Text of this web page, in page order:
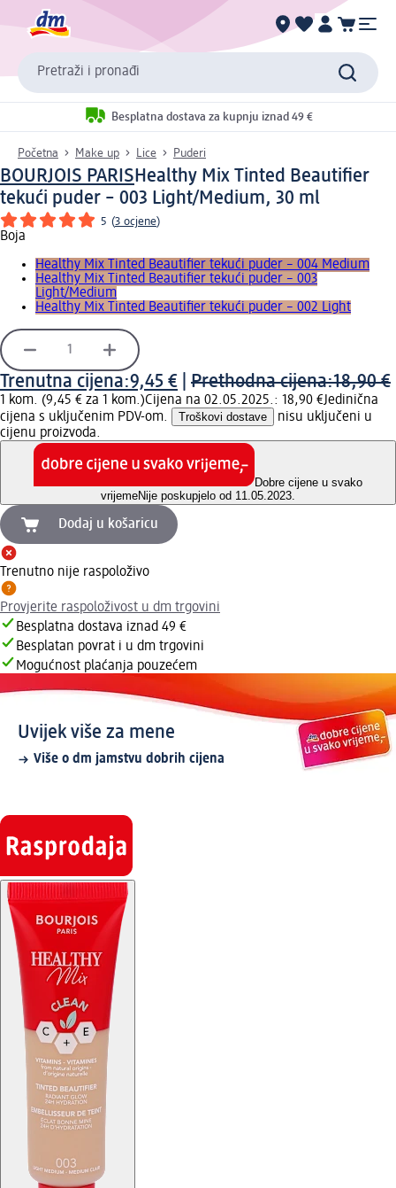
Pretraži i pronađi
Besplatna dostava za kupnju iznad 49 €
Početna Make up Lice Puderi
BOURJOIS PARIS Healthy Mix Tinted Beautifier
tekući puder – 003 Light/Medium, 30 ml
5 (3 ocjene)
Boja
Healthy Mix Tinted Beautifier tekući puder – 004 Medium
Healthy Mix Tinted Beautifier tekući puder – 003
Light/Medium
Healthy Mix Tinted Beautifier tekući puder – 002 Light
Trenutna cijena:9,45 € Prethodna cijena:18,90 €
1 kom. (9,45 € za 1 kom.)Cijena na 02.05.2025.: 18,90 €Jedinična
cijena s uključenim PDV-om.
Troškovi dostave
nisu uključeni u
cijenu proizvoda.
Dobre cijene u svako
vrijemeNije poskupjelo od 11.05.2023.
Dodaj u košaricu
Trenutno nije raspoloživo
Provjerite raspoloživost u dm trgovini
Besplatna dostava iznad 49 €
Besplatan povrat i u dm trgovini
Mogućnost plaćanja pouzećem
Uvijek više za mene
Više o dm jamstvu dobrih cijena